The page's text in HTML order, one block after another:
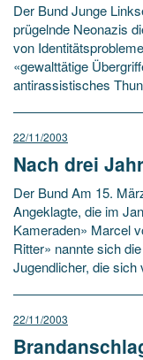
Der Bund Junge
prügelnde Neonazis
von
«gewalttätige
antirassistisches
22/11/2003
Nach drei
Der Bund Am 15.
Angeklagte, die im
Kameraden» Marcel
Ritter» nannte sich
Jugendlicher, die sich
22/11/2003